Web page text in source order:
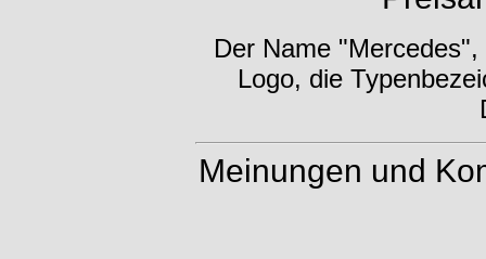
Der Name
Logo, die
Meinungen und